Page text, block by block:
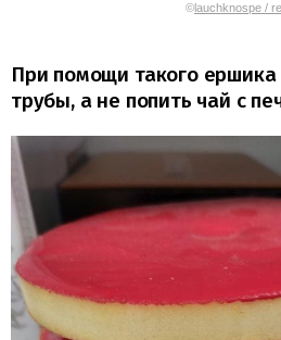
©lauchknospe /
При помощи такого
трубы, а не попить чай с